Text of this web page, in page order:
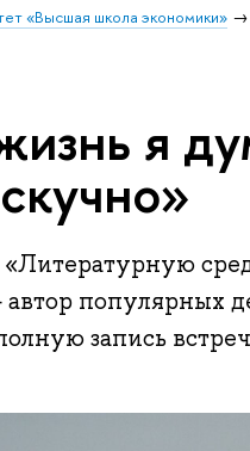
«Высшая школа экономики»
я
«Литературную
популярных
запись